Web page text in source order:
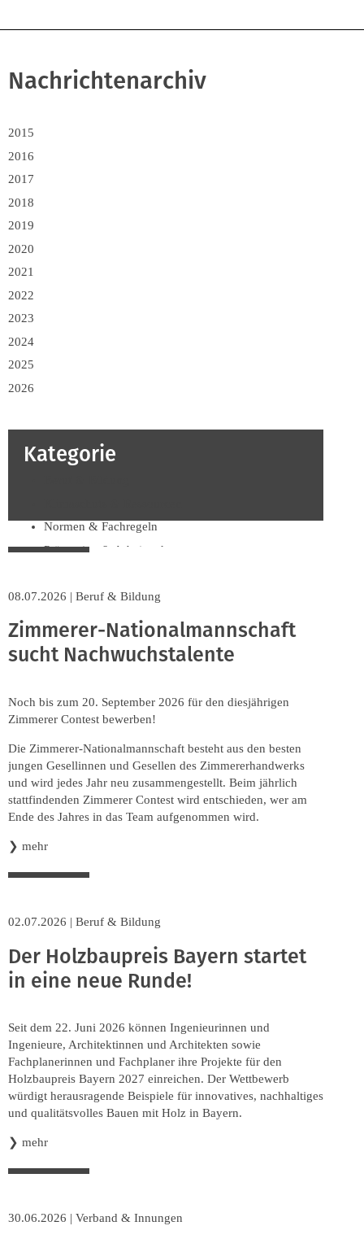
Nachrichtenarchiv
2015
2016
2017
2018
2019
2020
2021
2022
2023
2024
2025
2026
Kategorie
Normen & Fachregeln
Prävention & Arbeitsschutz
Soziales & Tarifpolitik
Verband & Innungen
08.07.2026 | Beruf & Bildung
Zimmerer-Nationalmannschaft
sucht Nachwuchstalente
Noch bis zum 20. September 2026 für den diesjährigen
Zimmerer Contest bewerben!
Die Zimmerer-Nationalmannschaft besteht aus den besten
jungen Gesellinnen und Gesellen des Zimmererhandwerks
und wird jedes Jahr neu zusammengestellt. Beim jährlich
stattfindenden Zimmerer Contest wird entschieden, wer am
Ende des Jahres in das Team aufgenommen wird.
❯ mehr
02.07.2026 | Beruf & Bildung
Der Holzbaupreis Bayern startet
in eine neue Runde!
Seit dem 22. Juni 2026 können Ingenieurinnen und
Ingenieure, Architektinnen und Architekten sowie
Fachplanerinnen und Fachplaner ihre Projekte für den
Holzbaupreis Bayern 2027 einreichen. Der Wettbewerb
würdigt herausragende Beispiele für innovatives, nachhaltiges
und qualitätsvolles Bauen mit Holz in Bayern.
❯ mehr
30.06.2026 | Verband & Innungen